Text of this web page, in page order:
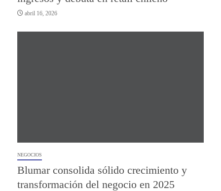
abril 16, 2026
NEGOCIOS
Blumar consolida sólido crecimiento y
transformación del negocio en 2025